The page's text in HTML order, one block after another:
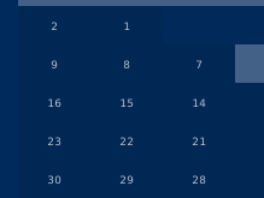
1
2
7
8
9
14
15
16
21
22
23
28
29
30